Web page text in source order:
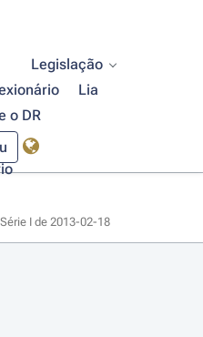
Legislação
Lia
o DR
I de 2013-02-18